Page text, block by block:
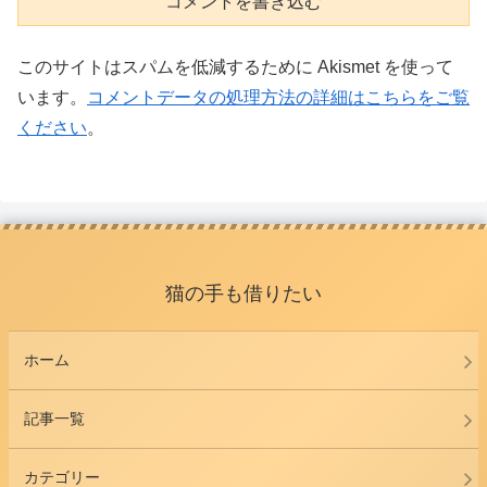
このサイトはスパムを低減するために Akismet を使って
います。
コメントデータの処理方法の詳細はこちらをご覧
ください。
猫の手も借りたい
ホーム
記事一覧
カテゴリー